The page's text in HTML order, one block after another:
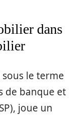
dans
le terme
de banque et
joue un